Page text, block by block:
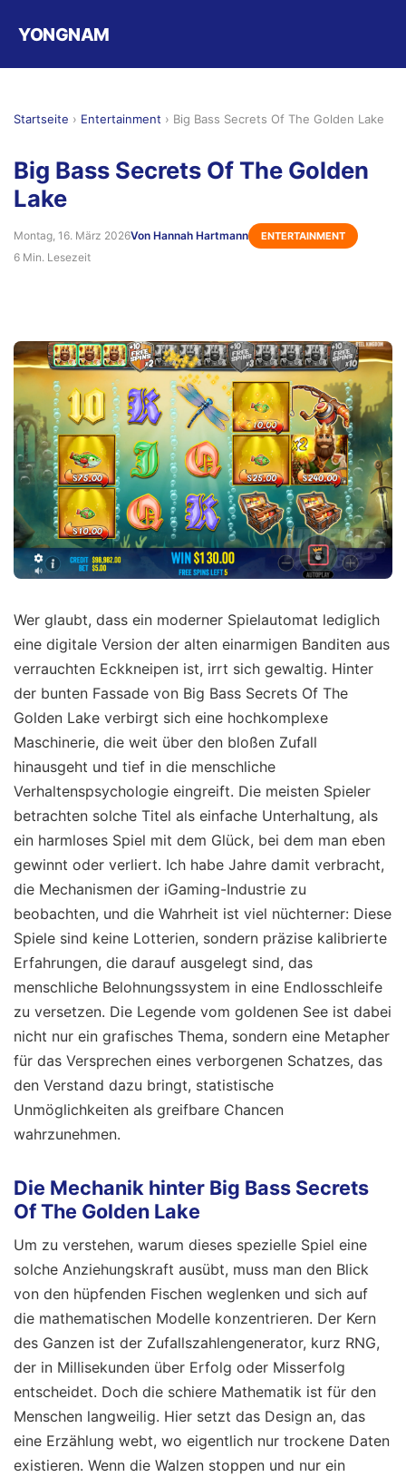
YONGNAM
Startseite › Entertainment › Big Bass Secrets Of The Golden Lake
Big Bass Secrets Of The Golden
Lake
Montag, 16. März 2026Von Hannah Hartmann ENTERTAINMENT
6 Min. Lesezeit
Wer glaubt, dass ein moderner Spielautomat lediglich
eine digitale Version der alten einarmigen Banditen aus
verrauchten Eckkneipen ist, irrt sich gewaltig. Hinter
der bunten Fassade von Big Bass Secrets Of The
Golden Lake verbirgt sich eine hochkomplexe
Maschinerie, die weit über den bloßen Zufall
hinausgeht und tief in die menschliche
Verhaltenspsychologie eingreift. Die meisten Spieler
betrachten solche Titel als einfache Unterhaltung, als
ein harmloses Spiel mit dem Glück, bei dem man eben
gewinnt oder verliert. Ich habe Jahre damit verbracht,
die Mechanismen der iGaming-Industrie zu
beobachten, und die Wahrheit ist viel nüchterner: Diese
Spiele sind keine Lotterien, sondern präzise kalibrierte
Erfahrungen, die darauf ausgelegt sind, das
menschliche Belohnungssystem in eine Endlosschleife
zu versetzen. Die Legende vom goldenen See ist dabei
nicht nur ein grafisches Thema, sondern eine Metapher
für das Versprechen eines verborgenen Schatzes, das
den Verstand dazu bringt, statistische
Unmöglichkeiten als greifbare Chancen
wahrzunehmen.
Die Mechanik hinter Big Bass Secrets
Of The Golden Lake
Um zu verstehen, warum dieses spezielle Spiel eine
solche Anziehungskraft ausübt, muss man den Blick
von den hüpfenden Fischen weglenken und sich auf
die mathematischen Modelle konzentrieren. Der Kern
des Ganzen ist der Zufallszahlengenerator, kurz RNG,
der in Millisekunden über Erfolg oder Misserfolg
entscheidet. Doch die schiere Mathematik ist für den
Menschen langweilig. Hier setzt das Design an, das
eine Erzählung webt, wo eigentlich nur trockene Daten
existieren. Wenn die Walzen stoppen und nur ein